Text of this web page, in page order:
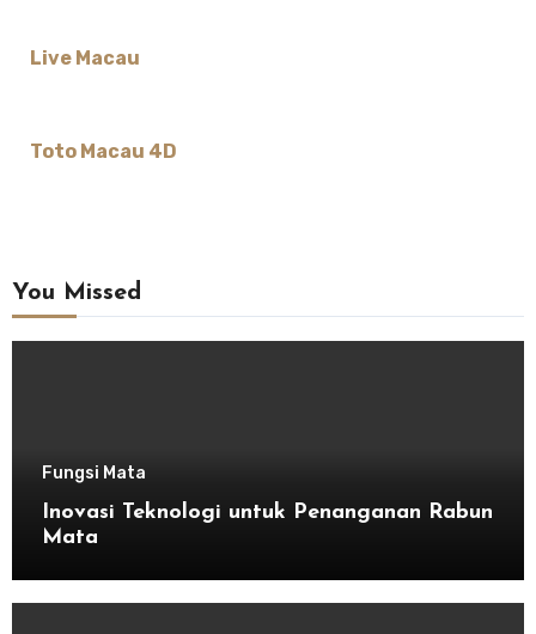
Live Macau
Toto Macau 4D
You Missed
Fungsi Mata
Inovasi Teknologi untuk Penanganan Rabun
Mata